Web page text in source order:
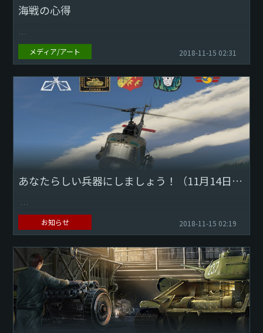
海戦の心得
アップデート1.83で、『War Thunder』の海戦がついに始ま
りました！プレイヤーの皆様は、高速魚雷艇、駆潜艇、砲
艦、艀…さらに駆逐艦や軽巡洋艦にもアク...
メディア/アート 2018-11-15 02:31
あなたらしい兵器にしましょう！（11月14日～11月30日）
あなたらしい兵器にしましょう！解除・購入可能な新しいデ
カールを定期的に追加しています。
2週間経つと、新たなものに変更されます。解除したデカール
は永久に保持するこ...
お知らせ 2018-11-15 02:19